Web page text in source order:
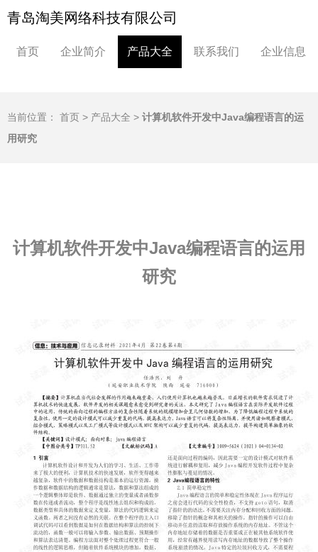
青岛淘美网络科技有限公司
首页 企业简介 产品大全 联系我们 企业信息
当前位置： 首页 > 产品大全 > 计算机软件开发中Java编程语言的运
用研究
计算机软件开发中Java编程语言的运用
研究